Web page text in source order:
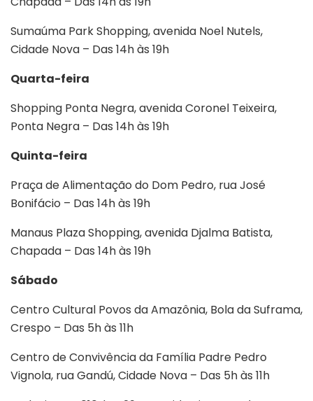
Sumaúma Park Shopping, avenida Noel Nutels,
Cidade Nova – Das 14h às 19h
Quarta-feira
Shopping Ponta Negra, avenida Coronel Teixeira,
Ponta Negra – Das 14h às 19h
Quinta-feira
Praça de Alimentação do Dom Pedro, rua José
Bonifácio – Das 14h às 19h
Manaus Plaza Shopping, avenida Djalma Batista,
Chapada – Das 14h às 19h
Sábado
Centro Cultural Povos da Amazônia, Bola da Suframa,
Crespo – Das 5h às 11h
Centro de Convivência da Família Padre Pedro
Vignola, rua Gandú, Cidade Nova – Das 5h às 11h